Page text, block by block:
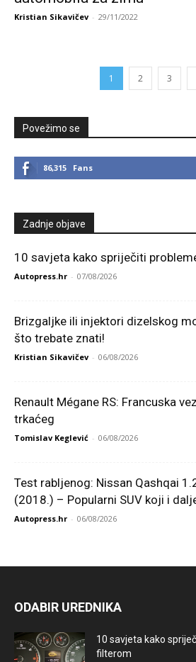
Kristian Sikavičev - 29/11/2022
1 2 3
Povežimo se
86,315 Fans
Zadnje objave
10 savjeta kako spriječiti
Autopress.hr - 07/08/2026
Brizgaljke ili injektori dizelskog
što trebate znati!
Kristian Sikavičev - 06/08/2026
Renault Mégane RS: Francuska
trkaćeg
Tomislav Keglević - 06/08/2026
Test rabljenog: Nissan Qashqai
(2018.) – Popularni SUV koji i
Autopress.hr - 06/08/2026
ODABIR UREDNIKA
10 savjeta kako
filterom